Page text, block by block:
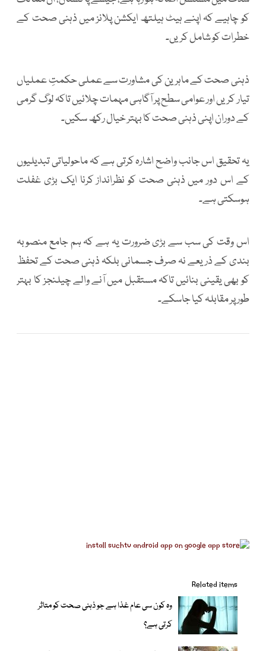
کو چاہیے کہ اپنے ہیٹ ہیلتھ ایکشن پلانز میں ذہنی صحت کے
خطرات کو شامل کریں۔
ذہنی صحت کے ماہرین کی مشاورت سے عملی حکمتِ عملیاں
تیار کریں اور عوامی سطح پر آگاہی مہمات چلائیں تاکہ لوگ گرمی
کے دوران اپنی ذہنی صحت کا بہتر خیال رکھ سکیں۔
یہ تحقیق اس جانب واضح اشارہ کرتی ہے کہ ماحولیاتی تبدیلیوں
کے اس دور میں ذہنی صحت کو نظرانداز کرنا ایک بڑی غفلت
ہوسکتی ہے۔
اس وقت کی سب سے بڑی ضرورت یہ ہے کہ ہم جامع منصوبہ
بندی کے ذریعے نہ صرف جسمانی بلکہ ذہنی صحت کے تحفظ
کو بھی یقینی بنائیں تاکہ مستقبل میں آنے والے چیلنجز کا بہتر
طور پر مقابلہ کیا جاسکے۔
Related items
وہ کون سی عام غذا ہے جو ذہنی صحت کو متاثر
کرتی ہے؟